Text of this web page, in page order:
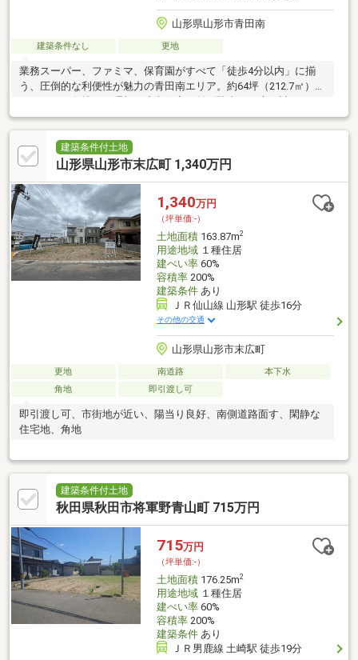
山形県山形市青田南
建築条件なし 更地
業務スーパー、ファミマ、保育園がすべて「徒歩4分以内」に揃
う、圧倒的な利便性が魅力の青田南エリア。約64坪（212.7㎡）の
最適です。人気の山形南小エリア（徒歩13分）で、子育て世帯の
日々の暮らしを快適＆豊かに彩ります！
建築条件付土地
山形県山形市末広町 1,340万円
1,340万円
（坪単価:-）
土地面積163.87m2
用途地域１種住居
建ぺい率60%
容積率200%
建築条件あり
ＪＲ仙山線 山形駅 徒歩16分
その他の交通
山形県山形市末広町
更地 南道路
本下水
角地
即引渡し可
即引渡し可、市街地が近い、陽当り良好、南側道路面す、閑静な
住宅地、角地
建築条件付土地
秋田県秋田市将軍野青山町 715万円
715万円
（坪単価:-）
土地面積176.25m2
用途地域１種住居
建ぺい率60%
容積率200%
建築条件あり
ＪＲ男鹿線 土崎駅 徒歩19分